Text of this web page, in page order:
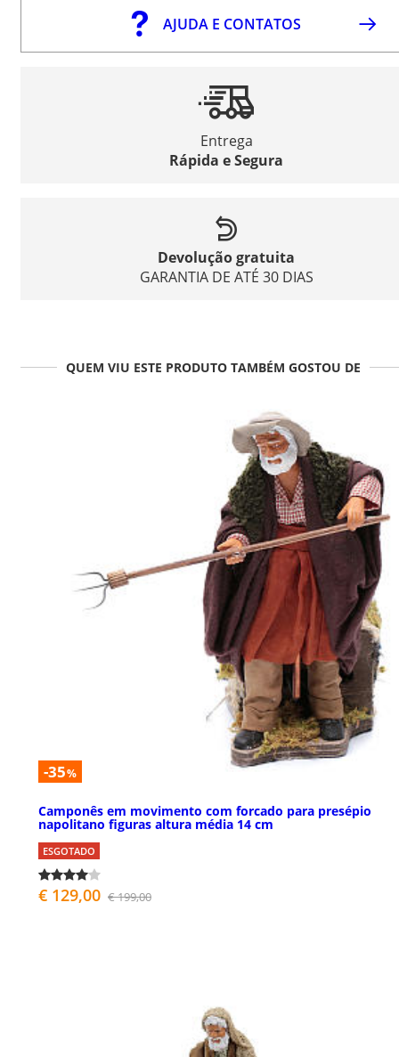
AJUDA E CONTATOS
Entrega
Rápida e Segura
Devolução gratuita
GARANTIA DE ATÉ 30 DIAS
QUEM VIU ESTE PRODUTO TAMBÉM GOSTOU DE
-35%
Camponês em movimento com forcado para presépio
napolitano figuras altura média 14 cm
ESGOTADO
€ 129,00 € 199,00